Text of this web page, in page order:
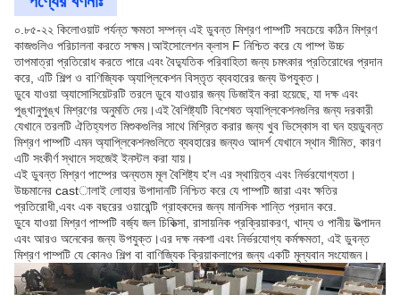
০.৮৫-২২ কিলোওয়াট পর্যন্ত ক্ষমতা সম্পন্ন এই ডুবন্ত মিশ্রণ পাম্পটি সবচেয়ে কঠিন মিশ্রণ
কাজগুলিও পরিচালনা করতে সক্ষম।আইসোলেশন ক্লাস F নিশ্চিত করে যে পাম্প উচ্চ
তাপমাত্রা প্রতিরোধ করতে পারে এবং বৈদ্যুতিক পরিবাহিতা জন্য চমৎকার প্রতিরোধের প্রদান
করে, এটি শিল্প ও বাণিজ্যিক অ্যাপ্লিকেশন বিস্তৃত ব্যবহারের জন্য উপযুক্ত।
ডুবে যাওয়া অ্যাসোসিয়েটরটি তরলে ডুবে যাওয়ার জন্য ডিজাইন করা হয়েছে, যা দক্ষ এবং
পুঙ্খানুপুঙ্খ মিশ্রণের অনুমতি দেয়।এই বৈশিষ্ট্যটি বিশেষত অ্যাপ্লিকেশনগুলির জন্য দরকারী
যেখানে তরলটি ঐতিহ্যগত মিশুকগুলির সাথে মিশ্রিত করার জন্য খুব ভিস্কোস বা ঘন হয়ডুবন্ত
মিশ্রণ পাম্পটি এমন অ্যাপ্লিকেশনগুলিতে ব্যবহারের জন্যও আদর্শ যেখানে স্থান সীমিত, কারণ
এটি সংকীর্ণ স্থানে সহজেই ইনস্টল করা যায়।
এই ডুবন্ত মিশ্রণ পাম্পের অন্যতম মূল বৈশিষ্ট্য হ'ল এর স্থায়িত্ব এবং নির্ভরযোগ্যতা।
উচ্চমানের castালাই লোহার উপাদানটি নিশ্চিত করে যে পাম্পটি জারা এবং ক্ষতির
প্রতিরোধী,এবং এক বছরের ওয়ারেন্টি গ্রাহকদের জন্য মানসিক শান্তি প্রদান করে.
ডুবে যাওয়া মিশ্রণ পাম্পটি বর্জ্য জল চিকিত্সা, রাসায়নিক প্রক্রিয়াকরণ, খাদ্য ও পানীয় উত্পাদন
এবং আরও অনেকের জন্য উপযুক্ত।এর দক্ষ নকশা এবং নির্ভরযোগ্য কর্মক্ষমতা, এই ডুবন্ত
মিশ্রণ পাম্পটি যে কোনও শিল্প বা বাণিজ্যিক ক্রিয়াকলাপের জন্য একটি মূল্যবান সংযোজন।